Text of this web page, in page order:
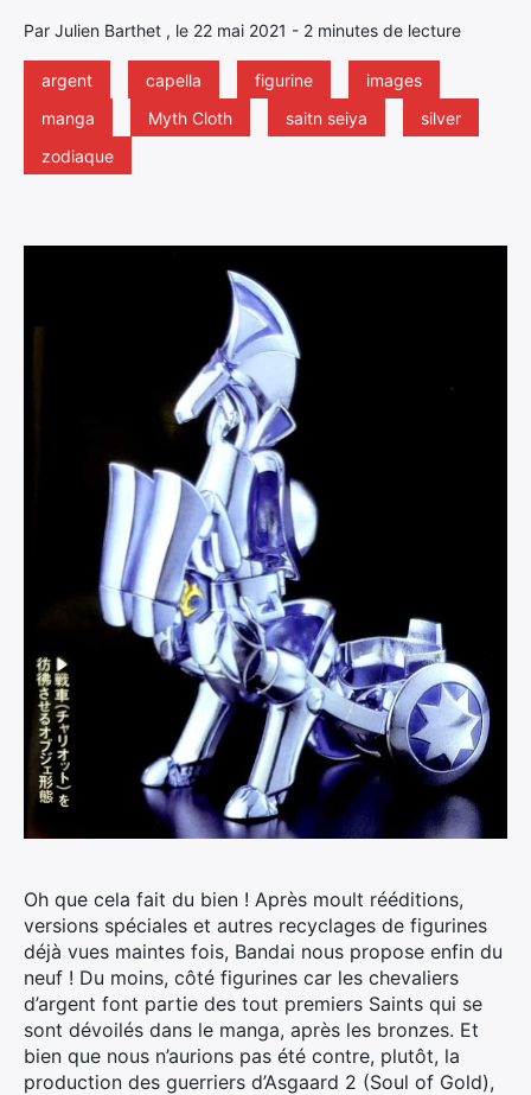
Par Julien Barthet , le 22 mai 2021 - 2 minutes de lecture
argent capella figurine
images
manga
Myth Cloth saitn seiya
silver
zodiaque
Oh que cela fait du bien ! Après moult rééditions,
versions spéciales et autres recyclages de figurines
déjà vues maintes fois, Bandai nous propose enfin du
neuf ! Du moins, côté figurines car les chevaliers
d’argent font partie des tout premiers Saints qui se
sont dévoilés dans le manga, après les bronzes. Et
bien que nous n’aurions pas été contre, plutôt, la
production des guerriers d’Asgaard 2 (Soul of Gold),